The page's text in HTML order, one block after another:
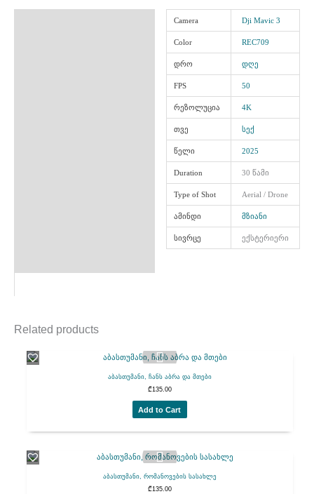
Camera Dji Mavic 3
Color REC709
დრო დღე
FPS 50
რეზოლუცია 4K
თვე სექ
წელი 2025
Duration 30 წამი
Type of Shot Aerial / Drone
ამინდი მზიანი
სივრცე ექსტერიერი
Related products
აბასთუმანი, ჩანს აბრა და მთები
₾135.00
Add to Cart
აბასთუმანი, რომანოვების სასახლე
₾135.00